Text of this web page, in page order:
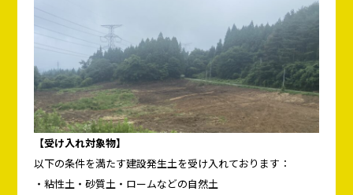
【受け入れ対象物】
以下の条件を満たす建設発生土を受け入れております：
・粘性土・砂質土・ロームなどの自然土